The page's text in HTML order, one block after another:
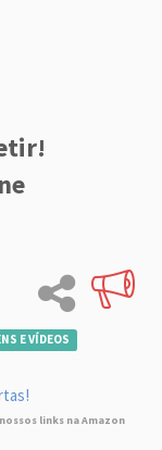
E VÍDEOS
nossos links na Amazon